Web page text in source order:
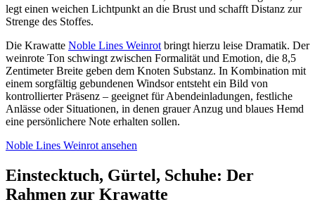
legt einen weichen Lichtpunkt an die Brust und schafft Distanz zur
Strenge des Stoffes.
Die Krawatte Noble Lines Weinrot bringt hierzu leise Dramatik. Der
weinrote Ton schwingt zwischen Formalität und Emotion, die 8,5
Zentimeter Breite geben dem Knoten Substanz. In Kombination mit
einem sorgfältig gebundenen Windsor entsteht ein Bild von
kontrollierter Präsenz – geeignet für Abendeinladungen, festliche
Anlässe oder Situationen, in denen grauer Anzug und blaues Hemd
eine persönlichere Note erhalten sollen.
Noble Lines Weinrot ansehen
Einstecktuch, Gürtel, Schuhe: Der
Rahmen zur Krawatte